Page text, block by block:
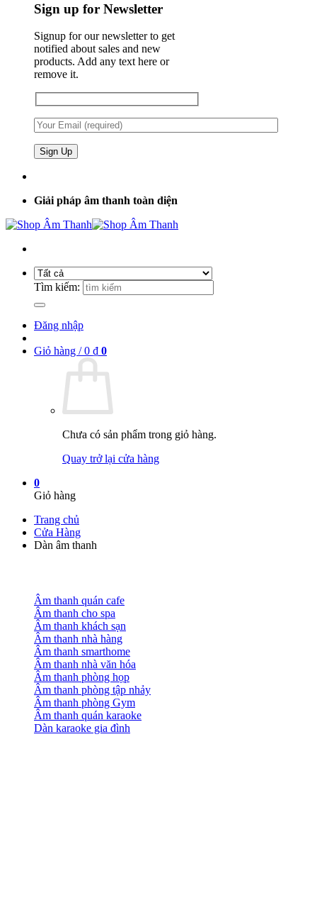
Sign up for Newsletter
Signup for our newsletter to get
notified about sales and new
products. Add any text here or
remove it.
Giải pháp âm thanh toàn diện
Tìm kiếm:
Đăng nhập
Giỏ hàng /0 ₫ 0
Chưa có sản phẩm trong giỏ hàng.
Quay trở lại cửa hàng
0
Giỏ hàng
Trang chủ
Cửa Hàng
Dàn âm thanh
Âm thanh quán cafe
Âm thanh cho spa
Âm thanh khách sạn
Âm thanh nhà hàng
Âm thanh smarthome
Âm thanh nhà văn hóa
Âm thanh phòng họp
Âm thanh phòng tập nhảy
Âm thanh phòng Gym
Âm thanh quán karaoke
Dàn karaoke gia đình